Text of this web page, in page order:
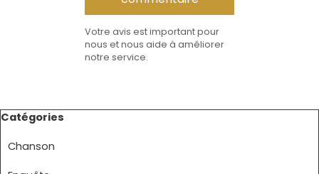
Votre avis est important pour
nous et nous aide à améliorer
notre service.
Sauter le bloc Catégories
Catégories
Chanson